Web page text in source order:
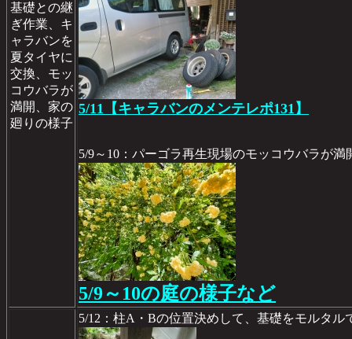
基礎との継
ぎ作業、キ
ャラバンを
夏タイヤに
交換、モッ
コウバラが
満開、家の
廻りの様子
5/11【キャラバンのメンテレポ131】
5/9～10：パーゴラ再生現場のモッコウバラが満
5/9～10の庭の様子など
5/12：柱A・Bの位置決めして、基礎をモルタル